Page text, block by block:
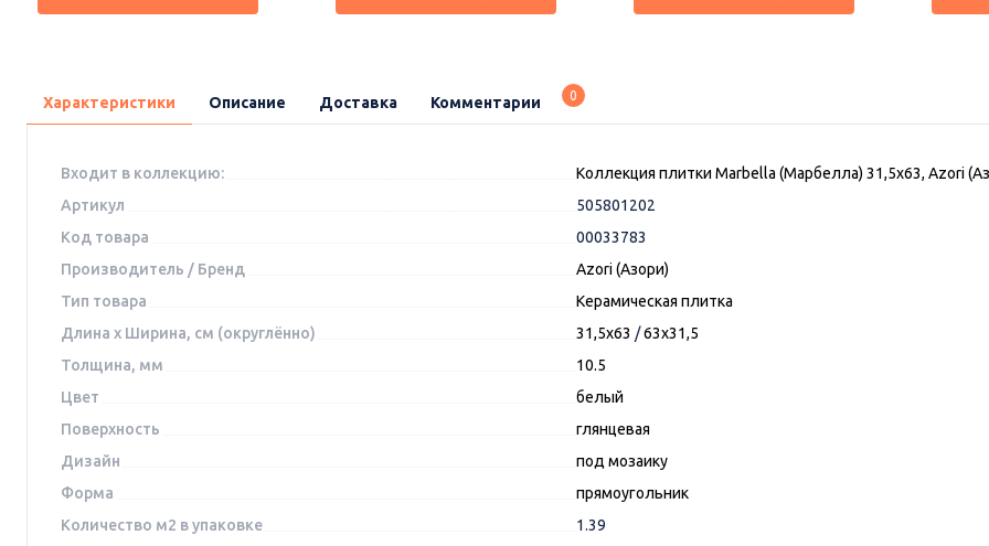
Характеристики Описание Доставка Комментарии 0
Входит в коллекцию:
Коллекция плитки Marbella (Марбелла) 31,5х63, Azori
Артикул
505801202
Код товара
00033783
Производитель / Бренд
Azori (Азори)
Тип товара
Керамическая плитка
Длина x Ширина, см (округлённо)
31,5x63 /63x31,5
Толщина, мм
10.5
Цвет
белый
Поверхность
глянцевая
Дизайн
под мозаику
Форма
прямоугольник
Количество м2 в упаковке
1.39